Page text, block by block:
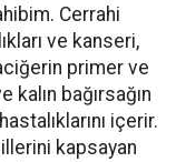
Cerrahi
ve kanseri,
primer ve
bağırsağın
içerir.
kapsayan